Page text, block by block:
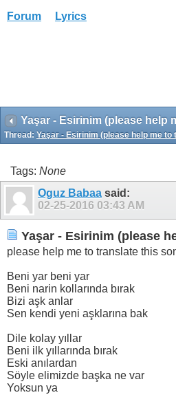
Forum Lyrics
Yaşar - Esirinim (please help
Thread: Yaşar - Esirinim (please help me
Tags: None
Oguz Babaa said:
02-25-2016 03:43 AM
Yaşar - Esirinim (please
please help me to translate this
Beni yar beni yar
Beni narin kollarında bırak
Bizi aşk anlar
Sen kendi yeni aşklarına bak
Dile kolay yıllar
Beni ilk yıllarında bırak
Eski anılardan
Söyle elimizde başka ne var
Yoksun ya